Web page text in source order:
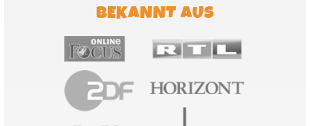
BEKANNT AUS